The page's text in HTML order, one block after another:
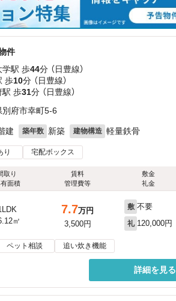
件
学駅 歩44分 （日豊線）
歩10分 （日豊線）
駅 歩31分 （日豊線）
別府市幸町5-6
建 築年数 新築 建物構造 軽量鉄骨
り 宅配ボックス
取り
面積
賃料
管理費等
敷金
礼金
㎡
7.7万円
3,500円
敷 不要
礼 120,000円
ペット相談 追い炊き機能
詳細を見る